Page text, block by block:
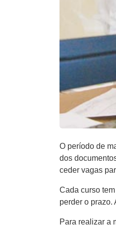
O período de
dos
ceder vagas
Cada curso
perder o prazo.
Para realizar a